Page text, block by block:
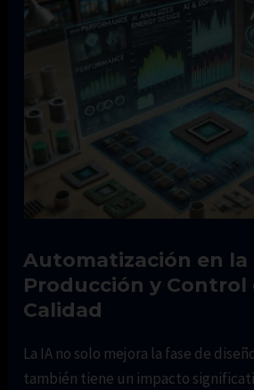
Automatización en la
Producción y Control
Calidad
La IA no solo mejora la fase de
también tiene un impacto